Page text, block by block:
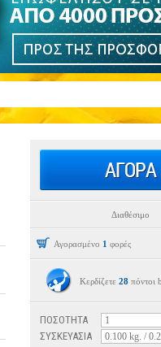
Διαθέσιμο
Αγορασμένο 1 φορές
Κερδίζετε 28 πόντοι
ΠΟΣΟΤΗΤΑ
ΣΥΣΚΕΥΑΣΙΑ